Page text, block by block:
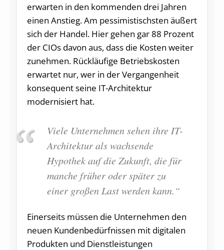
erwarten in den kommenden drei Jahren
einen Anstieg. Am pessimistischsten äußert
sich der Handel. Hier gehen gar 88 Prozent
der CIOs davon aus, dass die Kosten weiter
zunehmen. Rückläufige Betriebskosten
erwartet nur, wer in der Vergangenheit
konsequent seine IT-Architektur
modernisiert hat.
Viele Unternehmen sehen ihre IT-
Architektur als wachsende
Hypothek auf die Zukunft, die für
manche früher oder später zu
einer großen Last werden kann.“
Einerseits müssen die Unternehmen den
neuen Kundenbedürfnissen mit digitalen
Produkten und Dienstleistungen